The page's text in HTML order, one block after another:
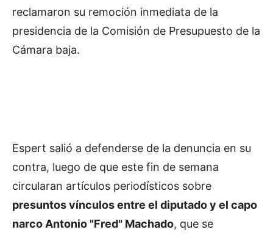
reclamaron su remoción inmediata de la
presidencia de la Comisión de Presupuesto de la
Cámara baja.
Espert salió a defenderse de la denuncia en su
contra, luego de que este fin de semana
circularan artículos periodísticos sobre
presuntos vínculos entre el diputado y el capo
narco Antonio "Fred" Machado, que se